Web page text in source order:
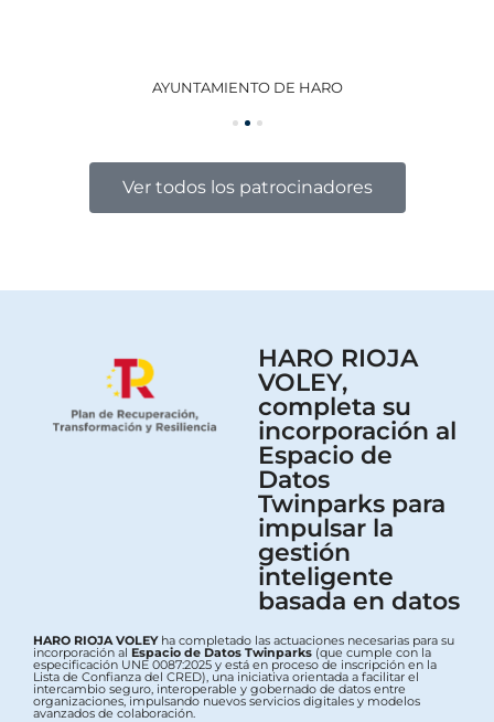
AYUNTAMIENTO DE HARO
Ver todos los patrocinadores
HARO RIOJA
VOLEY,
completa su
incorporación al
Espacio de
Datos
Twinparks para
impulsar la
gestión
inteligente
basada en datos
HARO RIOJA VOLEYha completado las actuaciones necesarias para su
incorporación al Espacio de Datos Twinparks (que cumple con la
especificación UNE 0087:2025 y está en proceso de inscripción en la
Lista de Confianza del CRED), una iniciativa orientada a facilitar el
intercambio seguro, interoperable y gobernado de datos entre
organizaciones, impulsando nuevos servicios digitales y modelos
avanzados de colaboración.